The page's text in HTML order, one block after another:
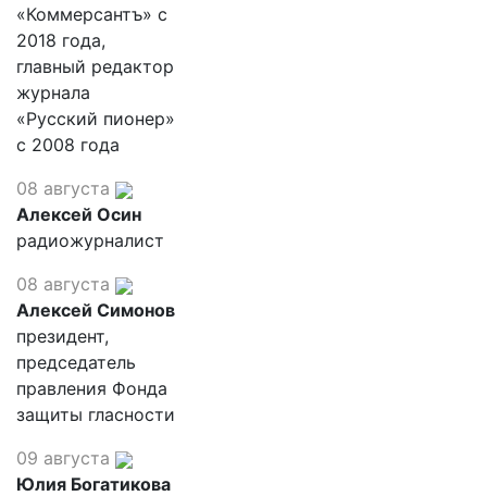
«Коммерсантъ» с
2018 года,
главный редактор
журнала
«Русский пионер»
с 2008 года
08 августа
Алексей Осин
радиожурналист
08 августа
Алексей Симонов
президент,
председатель
правления Фонда
защиты гласности
09 августа
Юлия Богатикова